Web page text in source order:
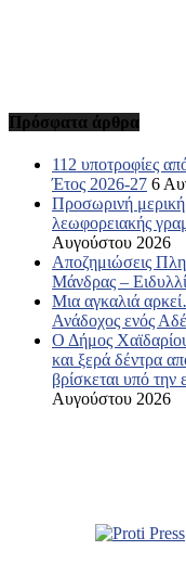
Πρόσφατα άρθρα
112 υποτροφίες
Έτος 2026-27 6
Προσωρινή μερική
λεωφορειακής
Αυγούστου 2026
Αποζημιώσεις
Μάνδρας –
Μια αγκαλιά
Ανάδοχος ενός
Ο Δήμος
και ξερά δέντρα
βρίσκεται υπό
Αυγούστου 2026